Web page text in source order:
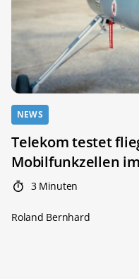
NEWS
Telekom testet
Mobilfunkzellen
3 Minuten
Roland Bernhard